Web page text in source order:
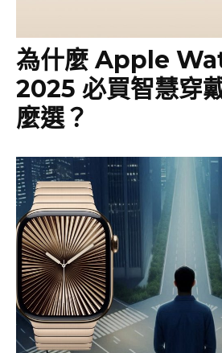
為什麼 Apple
2025 必買智慧穿
麼選？